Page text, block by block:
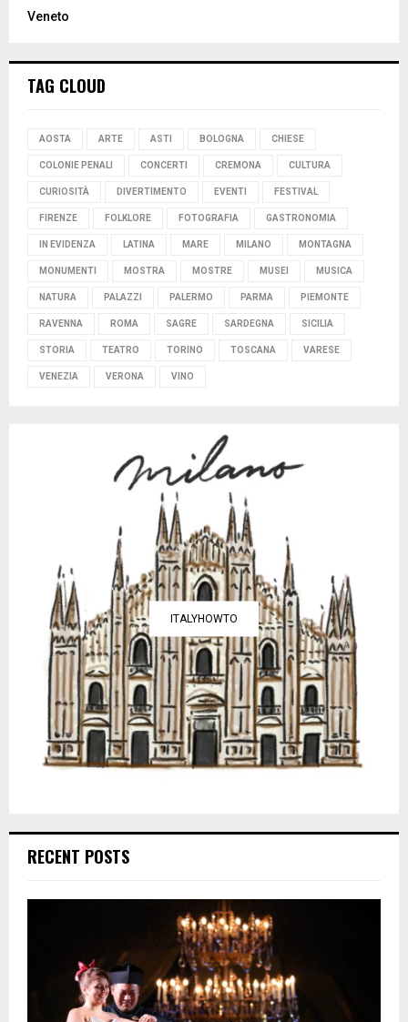
Veneto
TAG CLOUD
AOSTA ARTE ASTI BOLOGNA CHIESE
COLONIE PENALI CONCERTI CREMONA CULTURA
CURIOSITÀ DIVERTIMENTO EVENTI FESTIVAL
FIRENZE FOLKLORE FOTOGRAFIA GASTRONOMIA
IN EVIDENZA LATINA MARE MILANO MONTAGNA
MONUMENTI MOSTRA MOSTRE MUSEI MUSICA
NATURA PALAZZI PALERMO PARMA PIEMONTE
RAVENNA ROMA SAGRE SARDEGNA SICILIA
STORIA TEATRO TORINO TOSCANA VARESE
VENEZIA VERONA VINO
ITALYHOWTO
RECENT POSTS